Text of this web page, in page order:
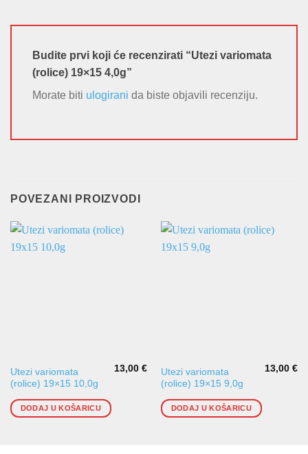
Budite prvi koji će recenzirati “Utezi variomata
(rolice) 19×15 4,0g”
Morate biti ulogirani da biste objavili recenziju.
POVEZANI PROIZVODI
Utezi variomata
(rolice) 19×15 10,0g
13,00€
DODAJ U KOŠARICU
Utezi variomata
(rolice) 19×15 9,0g
13,00€
DODAJ U KOŠARICU